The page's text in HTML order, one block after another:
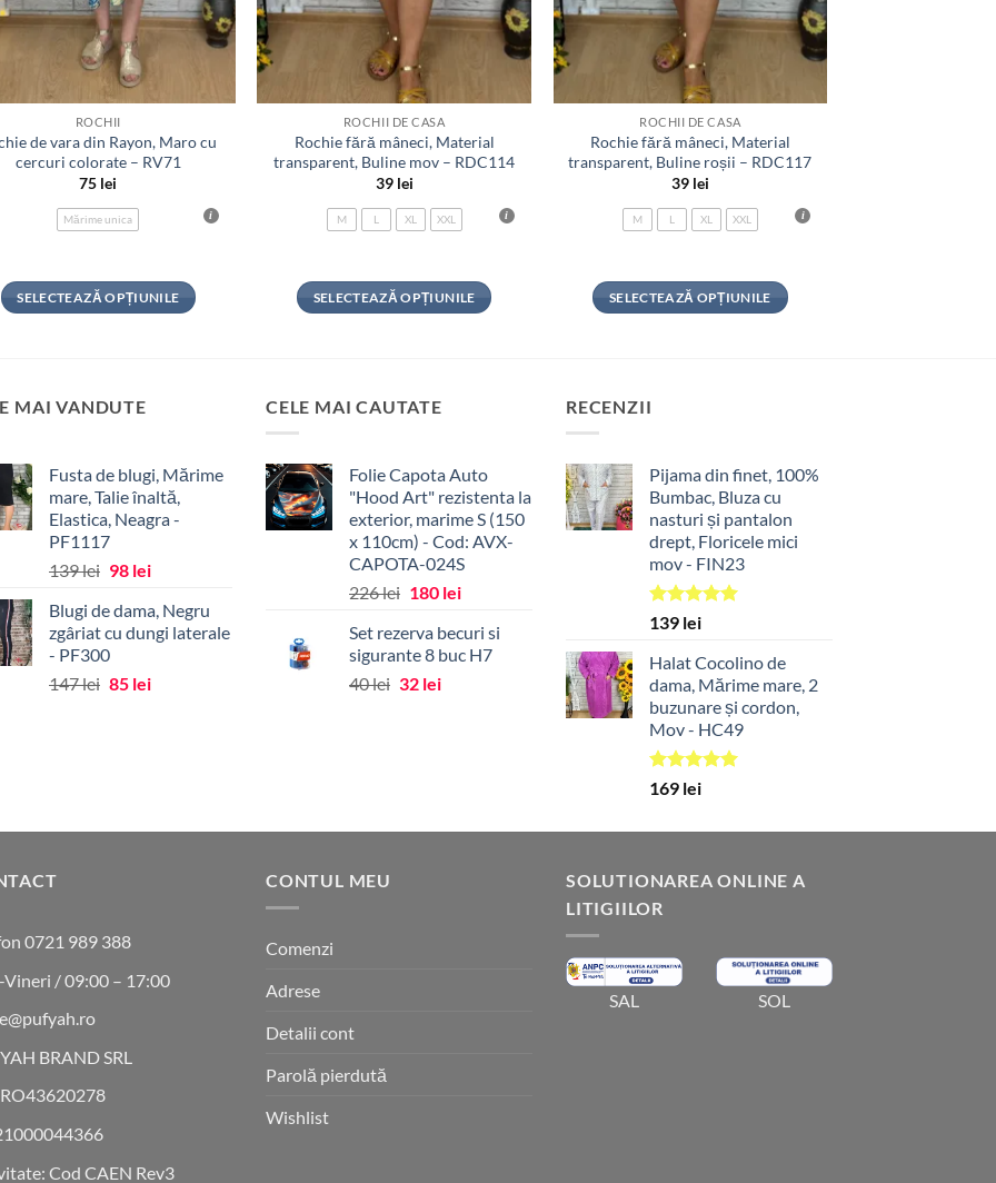
ROCHII
de vara din Rayon, Maro cu
cercuri colorate – RV71
75 lei
Mărime unica
SELECTEAZĂ OPȚIUNILE
mai
Opțiunile
pot
fi
în
pagina
produsului.
ROCHII DE CASA
Rochie fără mâneci, Material
transparent, Buline mov – RDC114
39 lei
M L XL XXL
SELECTEAZĂ OPȚIUNILE
mai
Opțiunile
pot
fi
alese
produsului.
ROCHII DE CASA
Rochie fără mâneci, Material
transparent, Buline roșii – RDC117
39 lei
M L XL XXL
SELECTEAZĂ OPȚIUNILE
Opțiunile
pot
fi
alese
în
pagina
produsului.
MAI VANDUTE
Fusta de blugi, Mărime
mare, Talie înaltă,
Elastica, Neagra -
PF1117
139lei Prețul
a
fost:
139 lei.
98 leiPrețul
este:
98 lei.
Blugi de dama, Negru
zgâriat cu dungi laterale
- PF300
147lei Prețul
85 leiPrețul
CELE MAI CAUTATE
Folie Capota Auto
"Hood Art" rezistenta la
exterior, marime S (150
x 110cm) - Cod: AVX-
CAPOTA-024S
226lei Prețul
a
fost:
226 lei.
180 leiPrețul
este:
180 lei.
Set rezerva becuri si
sigurante 8 buc H7
40lei Prețul
32 leiPrețul
RECENZII
Pijama din finet, 100%
Bumbac, Bluza cu
nasturi și pantalon
drept, Floricele mici
mov - FIN23
Evaluat la
139 lei
Halat Cocolino de
dama, Mărime mare, 2
buzunare și cordon,
Mov - HC49
Evaluat la
169 lei
0721 989 388
Vineri / 09:00 – 17:00
BRAND SRL
Cod CAEN Rev3
CONTUL MEU
Comenzi
Adrese
Detalii cont
Parolă pierdută
Wishlist
SOLUTIONAREA ONLINE A
LITIGIILOR
SAL SOL